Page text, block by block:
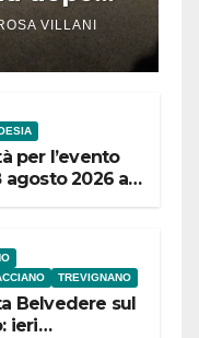
VILLANI
per l’evento
agosto 2026 al
TREVIGNANO
Belvedere sul
ieri